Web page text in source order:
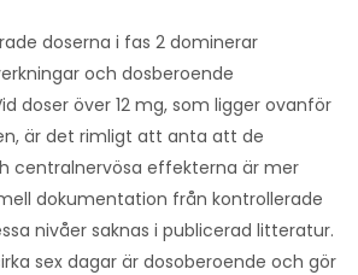
doserna i fas 2 dominerar
och dosberoende
doser över 12 mg, som ligger ovanför
är det rimligt att anta att de
centralnervösa effekterna är mer
dokumentation från kontrollerade
nivåer saknas i publicerad litteratur.
sex dagar är dosoberoende och gör